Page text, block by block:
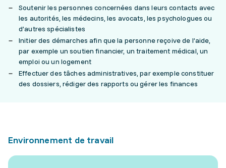
Soutenir les personnes concernées dans leurs contacts avec
les autorités, les médecins, les avocats, les psychologues ou
d’autres spécialistes
Initier des démarches afin que la personne reçoive de l’aide,
par exemple un soutien financier, un traitement médical, un
emploi ou un logement
Effectuer des tâches administratives, par exemple constituer
des dossiers, rédiger des rapports ou gérer les finances
Environnement de travail